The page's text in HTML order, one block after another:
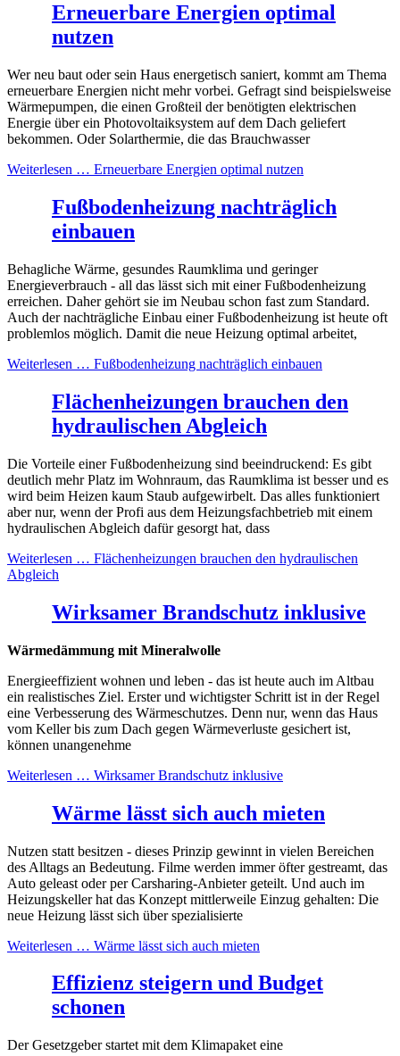
Erneuerbare Energien optimal
nutzen
Wer neu baut oder sein Haus energetisch saniert, kommt am Thema
erneuerbare Energien nicht mehr vorbei. Gefragt sind beispielsweise
Wärmepumpen, die einen Großteil der benötigten elektrischen
Energie über ein Photovoltaiksystem auf dem Dach geliefert
bekommen. Oder Solarthermie, die das Brauchwasser
Weiterlesen … Erneuerbare Energien optimal nutzen
Fußbodenheizung nachträglich
einbauen
Behagliche Wärme, gesundes Raumklima und geringer
Energieverbrauch - all das lässt sich mit einer Fußbodenheizung
erreichen. Daher gehört sie im Neubau schon fast zum Standard.
Auch der nachträgliche Einbau einer Fußbodenheizung ist heute oft
problemlos möglich. Damit die neue Heizung optimal arbeitet,
Weiterlesen … Fußbodenheizung nachträglich einbauen
Flächenheizungen brauchen den
hydraulischen Abgleich
Die Vorteile einer Fußbodenheizung sind beeindruckend: Es gibt
deutlich mehr Platz im Wohnraum, das Raumklima ist besser und es
wird beim Heizen kaum Staub aufgewirbelt. Das alles funktioniert
aber nur, wenn der Profi aus dem Heizungsfachbetrieb mit einem
hydraulischen Abgleich dafür gesorgt hat, dass
Weiterlesen … Flächenheizungen brauchen den hydraulischen
Abgleich
Wirksamer Brandschutz inklusive
Wärmedämmung mit Mineralwolle
Energieeffizient wohnen und leben - das ist heute auch im Altbau
ein realistisches Ziel. Erster und wichtigster Schritt ist in der Regel
eine Verbesserung des Wärmeschutzes. Denn nur, wenn das Haus
vom Keller bis zum Dach gegen Wärmeverluste gesichert ist,
können unangenehme
Weiterlesen … Wirksamer Brandschutz inklusive
Wärme lässt sich auch mieten
Nutzen statt besitzen - dieses Prinzip gewinnt in vielen Bereichen
des Alltags an Bedeutung. Filme werden immer öfter gestreamt, das
Auto geleast oder per Carsharing-Anbieter geteilt. Und auch im
Heizungskeller hat das Konzept mittlerweile Einzug gehalten: Die
neue Heizung lässt sich über spezialisierte
Weiterlesen … Wärme lässt sich auch mieten
Effizienz steigern und Budget
schonen
Der Gesetzgeber startet mit dem Klimapaket eine